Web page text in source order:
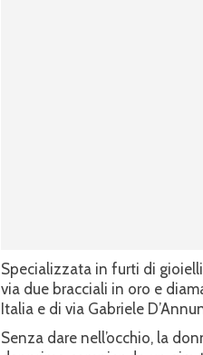
Specializzata in furti di
via due bracciali in oro e
Italia e di via Gabriele
Senza dare nell’occhio, la